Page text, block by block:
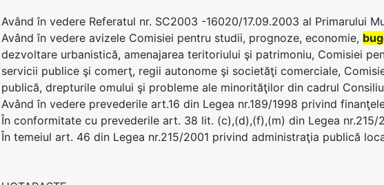
Având în vedere Referatul nr. SC2003 -16020/17.09.2003 al Primarului
Având în vedere avizele Comisiei pentru studii, prognoze, economie,
dezvoltare urbanistică, amenajarea teritoriului şi patrimoniu, Comisiei
servicii publice şi comerţ, regii autonome şi societăţi comerciale,
publică, drepturile omului şi probleme ale minorităţilor din cadrul
Având în vedere prevederile art.16 din Legea nr.189/1998 privind
În conformitate cu prevederile art. 38 lit. (c),(d),(f),(m) din Legea
În temeiul art. 46 din Legea nr.215/2001 privind administraţia publică